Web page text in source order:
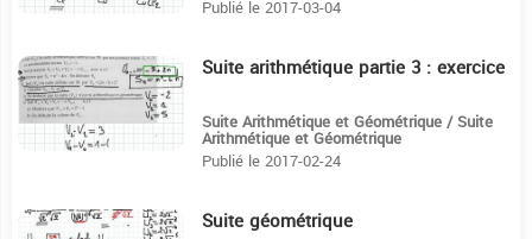
Publié le 2017-03-04
12:14 Suite arithmétique partie 3 : exercice
Suite Arithmétique et Géométrique / Suite
Arithmétique et Géométrique
Publié le 2017-02-24
18:51 Suite géométrique